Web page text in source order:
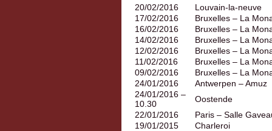
20/02/2016
Louvain-la-neuve
17/02/2016
Bruxelles – La
16/02/2016
Bruxelles – La
14/02/2016
Bruxelles – La
12/02/2016
Bruxelles – La
11/02/2016
Bruxelles – La
09/02/2016
Bruxelles – La
24/01/2016
Antwerpen – Amuz
24/01/2016 –
10.30
Oostende
22/01/2016
Paris – Salle
19/01/2015
Charleroi